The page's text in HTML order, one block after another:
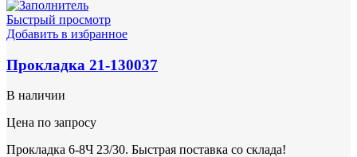
Быстрый просмотр
Добавить в избранное
Прокладка 21-130037
В наличии
Цена по запросу
Прокладка 6-8Ч 23/30. Быстрая поставка со склада!